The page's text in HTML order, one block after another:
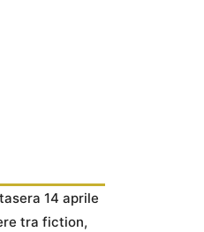
14 aprile
tra fiction,